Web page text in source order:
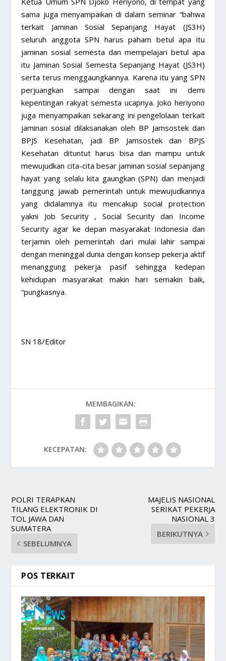
sama juga menyampaikan di dalam seminar “bahwa
terkait Jaminan Sosial Sepanjang Hayat (JS3H)
seluruh anggota SPN harus paham betul apa itu
jaminan sosial semesta dan mempelajari betul apa
itu Jaminan Sosial Semesta Sepanjang Hayat (JS3H)
serta terus menggaungkannya. Karena itu yang SPN
perjuangkan sampai dengan saat ini demi
kepentingan rakyat semesta ucapnya. Joko heriyono
juga menyampaikan sekarang ini pengelolaan terkait
jaminan sosial dilaksanakan oleh BP Jamsostek dan
BPJS Kesehatan, jadi BP Jamsostek dan BPJS
Kesehatan dituntut harus bisa dan mampu untuk
mewujudkan cita-cita besar jaminan sosial sepanjang
hayat yang selalu kita gaungkan (SPN) dan menjadi
tanggung jawab pemerintah untuk mewujudkannya
yang didalamnya itu mencakup social protection
yakni Job Security , Social Security dan Income
Security agar ke depan masyarakat Indonesia dan
terjamin oleh pemerintah dari mulai lahir sampai
dengan meninggal dunia dengan konsep pekerja aktif
menanggung pekerja pasif sehingga kedepan
kehidupan masyarakat makin hari semakin baik,
“pungkasnya.
SN 18/Editor
MEMBAGIKAN:
KECEPATAN:
POLRI TERAPKAN
TILANG ELEKTRONIK DI
TOL JAWA DAN
SUMATERA
SEBELUMNYA
MAJELIS NASIONAL
SERIKAT PEKERJA
NASIONAL 3
BERIKUTNYA
POS TERKAIT